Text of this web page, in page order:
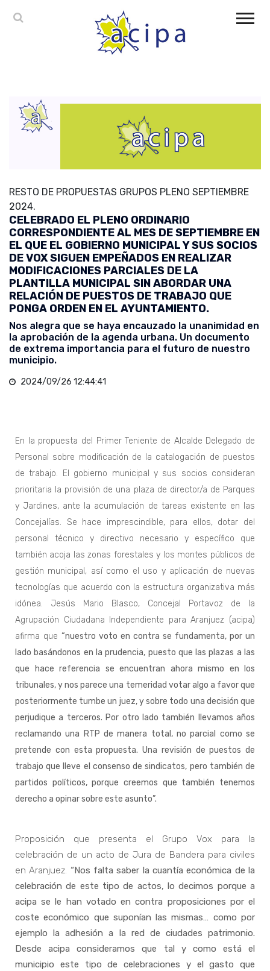
RESTO DE PROPUESTAS GRUPOS PLENO SEPTIEMBRE
2024.
CELEBRADO EL PLENO ORDINARIO
CORRESPONDIENTE AL MES DE SEPTIEMBRE EN
EL QUE EL GOBIERNO MUNICIPAL Y SUS SOCIOS
DE VOX SIGUEN EMPEÑADOS EN REALIZAR
MODIFICACIONES PARCIALES DE LA
PLANTILLA MUNICIPAL SIN ABORDAR UNA
RELACIÓN DE PUESTOS DE TRABAJO QUE
PONGA ORDEN EN EL AYUNTAMIENTO.
Nos alegra que se haya encauzado la unanimidad en
la aprobación de la agenda urbana. Un documento
de extrema importancia para el futuro de nuestro
municipio.
2024/09/26 12:44:41
En la propuesta del Primer Teniente de Alcalde Delegado de
Personal sobre modificación de la catalogación de puestos
de trabajo. El gobierno municipal y sus socios consideran
prioritaria la provisión de una plaza de director/a de Parques
y Jardines, ante la acumulación de tareas existente en las
Concejalías. Se hace imprescindible, para ellos, dotar del
personal técnico y directivo necesario y específico que
también acoja las zonas forestales y los montes públicos de
gestión municipal, así como el uso y aplicación de nuevas
tecnologías que acuerdo con la estructura organizativa más
idónea. Jesús Mario Blasco, Concejal Portavoz de la
Agrupación Ciudadana Independiente para Aranjuez (acipa)
afirma que “nuestro voto en contra se fundamenta, por un
lado basándonos en la prudencia, puesto que las plazas a las
que hace referencia se encuentran ahora mismo en los
tribunales, y nos parece una temeridad votar algo a favor que
posteriormente tumbe un juez, y sobre todo una decisión que
perjudique a terceros. Por otro lado también llevamos años
reclamando una RTP de manera total, no parcial como se
pretende con esta propuesta. Una revisión de puestos de
trabajo que lleve el consenso de sindicatos, pero también de
partidos políticos, porque creemos que también tenemos
derecho a opinar sobre este asunto”.
Proposición que presenta el Grupo Vox para la
celebración de un acto de Jura de Bandera para civiles
en Aranjuez. “Nos falta saber la cuantía económica de la
celebración de este tipo de actos, lo decimos porque a
acipa se le han votado en contra proposiciones por el
coste económico que suponían las mismas… como por
ejemplo la adhesión a la red de ciudades patrimonio.
Desde acipa consideramos que tal y como está el
municipio este tipo de celebraciones y el gasto que